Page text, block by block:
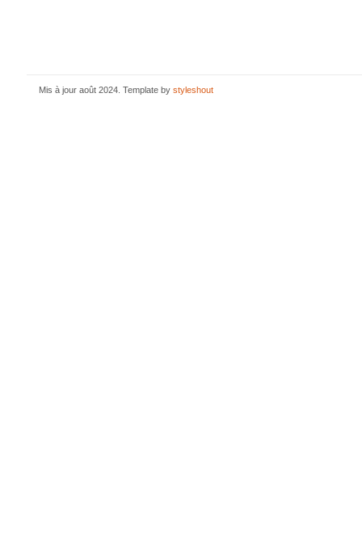
Mis à jour août 2024. Template by styleshout